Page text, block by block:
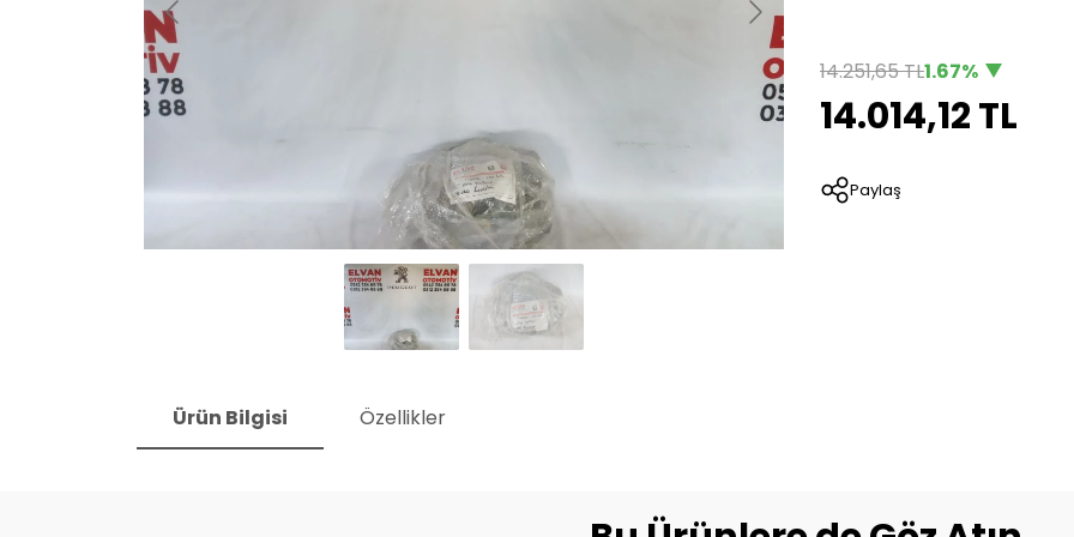
14.251,65 TL1.67%
14.014,12 TL
Paylaş
Ürün Bilgisi Özellikler